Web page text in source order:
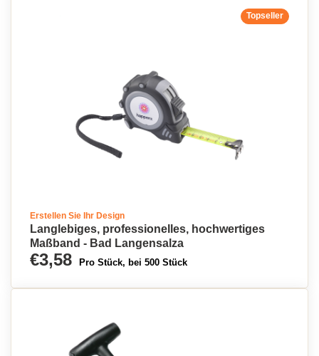
Topseller
Erstellen Sie Ihr Design
Langlebiges, professionelles, hochwertiges
Maßband - Bad Langensalza
€3,58 Pro Stück, bei 500 Stück